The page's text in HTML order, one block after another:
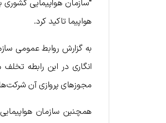
“
هواپيما تاكيد كرد.
به گزارش روابط عمومي
انگاری در این رابطه
مجوزهاي پروازي آن
همچنين سازمان